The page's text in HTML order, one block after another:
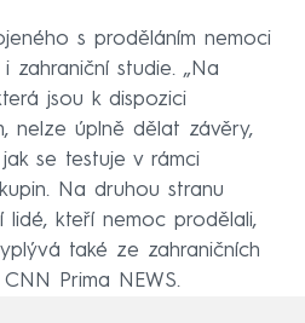
s proděláním nemoci
zahraniční studie. „Na
jsou k dispozici
nelze úplně dělat závěry,
se testuje v rámci
Na druhou stranu
lidé, kteří nemoc prodělali,
také ze zahraničních
Prima NEWS.